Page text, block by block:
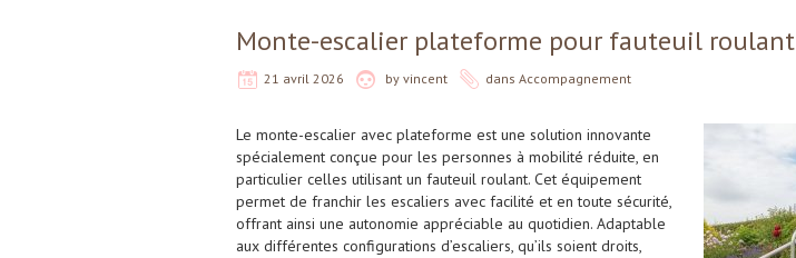
Monte-escalier plateforme pour fauteuil roulant
21 avril 2026 by vincent dans Accompagnement
Le monte-escalier avec plateforme est une solution innovante
spécialement conçue pour les personnes à mobilité réduite, en
particulier celles utilisant un fauteuil roulant. Cet équipement
permet de franchir les escaliers avec facilité et en toute sécurité,
offrant ainsi une autonomie appréciable au quotidien. Adaptable
aux différentes configurations d’escaliers, qu’ils soient droits,